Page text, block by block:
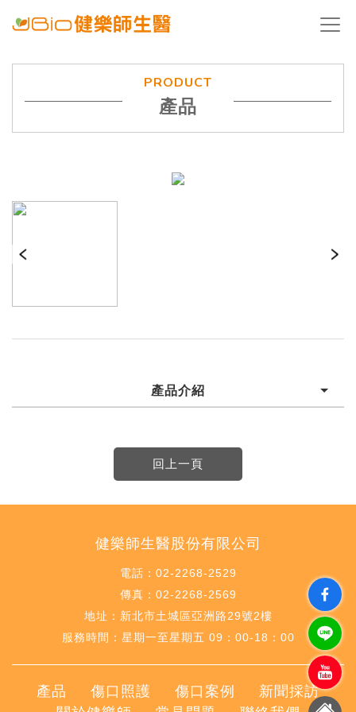
PRODUCT
產品
產品介紹
健樂師生醫股份有限公司
電話：02-2268-2529
傳真：02-2268-2569
地址：新北市土城區亞洲路29號2樓
服務時間：星期一至星期五 09：00-18：00
產品 傷口照護 傷口案例
新聞採訪